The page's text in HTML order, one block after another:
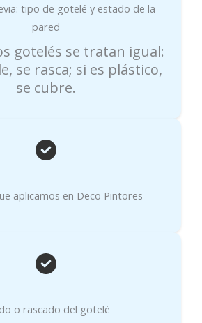
tipo de gotelé y estado de la
pared
gotelés se tratan igual:
se rasca; si es plástico,
se cubre.
aplicamos en Deco Pintores
o rascado del gotelé